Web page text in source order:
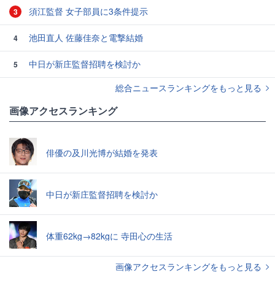
3 須江監督 女子部員に3条件提示
4 池田直人 佐藤佳奈と電撃結婚
5
中日が新庄監督招聘を検討か
総合ニュースランキングをもっと見る
画像アクセスランキング
俳優の及川光博が結婚を発表
中日が新庄監督招聘を検討か
体重62kg→82kgに 寺田心の生活
画像アクセスランキングをもっと見る